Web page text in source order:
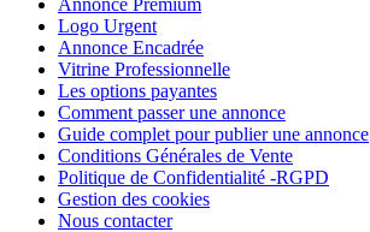
Logo Urgent
Annonce Encadrée
Vitrine Professionnelle
Les options payantes
Comment passer une annonce
Guide complet pour publier une annonce
Conditions Générales de Vente
Politique de Confidentialité -RGPD
Gestion des cookies
Nous contacter